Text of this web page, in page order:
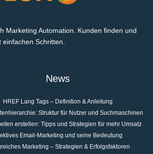
Marketing Automation. Kunden finden und
einfachen Schritten.
News
HREF Lang Tags – Definition & Anleitung
Struktur für Nutzer und Suchmaschinen
erstellen: Tipps und Strategien für mehr Umsatz
Email-Marketing und seine Bedeutung
Marketing – Strategien & Erfolgsfaktoren